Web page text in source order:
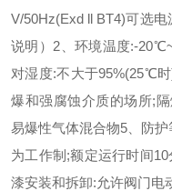
V/50Hz(Exd ll BT4)可选
说明） 2、环境温度:-
对湿度:不大于95%(25℃
爆和强腐蚀介质的场所;
易爆性气体混合物5、防护
为工作制;额定运行时间10
漆安装和拆卸:允许阀门电